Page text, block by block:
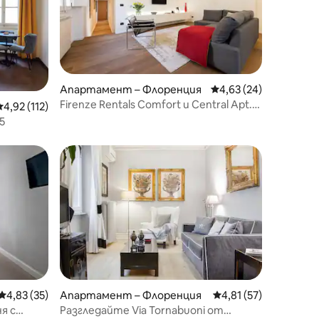
оценка: 4,92 от 5, 112 отзива
4,92 (112)
Апартамент – Флоренция Средна оценка:
4,63 (24)
Firenze Rentals Comfort и Central Apt.
оценка: 4,83 от 5, 35 отзива
4,83 (35)
с
Апартамент – Флоренция Средна оценка:
4,81 (57)
Разгледайте Via Tornabuoni от